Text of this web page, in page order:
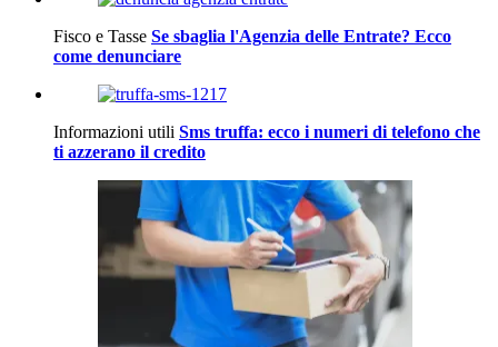
Fisco e Tasse Se sbaglia l'Agenzia delle Entrate? Ecco
come denunciare
Informazioni utili Sms truffa: ecco i numeri di telefono che
ti azzerano il credito